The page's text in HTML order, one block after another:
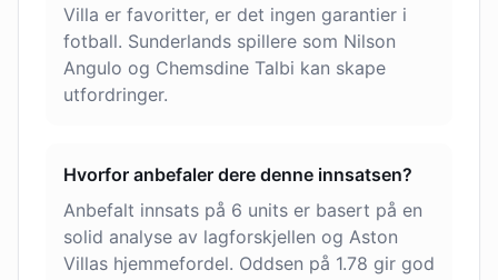
Villa er favoritter, er det ingen garantier i
fotball. Sunderlands spillere som Nilson
Angulo og Chemsdine Talbi kan skape
utfordringer.
Hvorfor anbefaler dere denne innsatsen?
Anbefalt innsats på 6 units er basert på en
solid analyse av lagforskjellen og Aston
Villas hjemmefordel. Oddsen på 1.78 gir god